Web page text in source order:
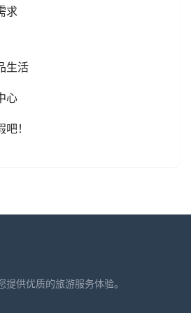
求
生活
心
！
供优质的旅游服务体验。